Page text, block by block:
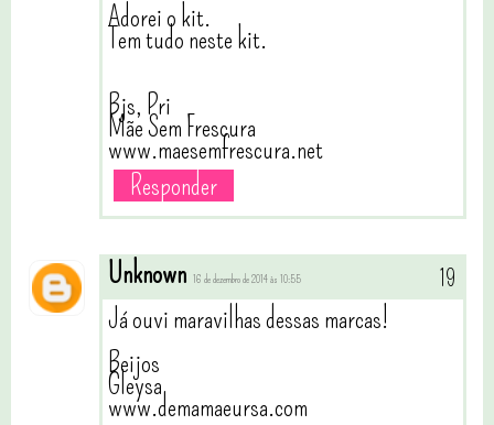
Adorei o kit.
Tem tudo neste kit.
Bjs, Pri
Mãe Sem Frescura
www.maesemfrescura.net
Responder
Unknown 16 de dezembro de 2014 às 10:55
Já ouvi maravilhas dessas marcas!
Beijos
Gleysa
www.demamaeursa.com